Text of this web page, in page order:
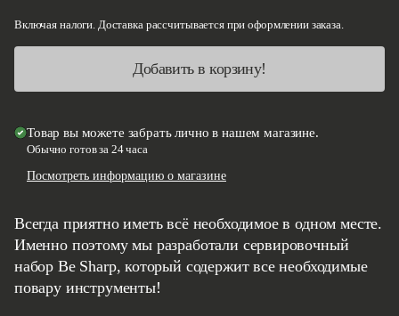
Включая налоги. Доставка рассчитывается при оформлении заказа.
Добавить в корзину!
Товар вы можете забрать лично в нашем магазине.
Обычно готов за 24 часа
Посмотреть информацию о магазине
Всегда приятно иметь всё необходимое в одном месте.
Именно поэтому мы разработали сервировочный
набор Be Sharp, который содержит все необходимые
повару инструменты!